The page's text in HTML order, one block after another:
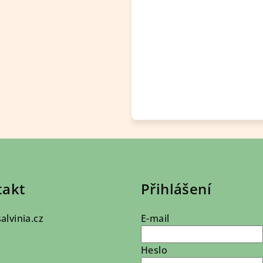
Přihlášení
E-mail
Heslo